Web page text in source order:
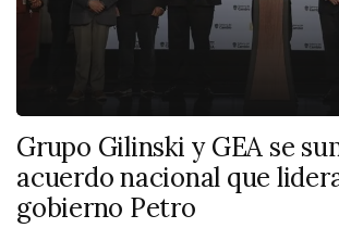
Grupo Gilinski y GEA se
acuerdo nacional que
gobierno Petro